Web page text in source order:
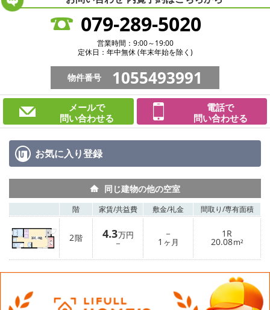
079-289-5020
営業時間：9:00～19:00
定休日：年中無休 (年末年始を除く)
物件番号 1055493991
メールで
問い合わせる
電話で
問い合わせる
お気に入り登録
同じ建物の他の空室
階 家賃/共益費 敷金/礼金 間取り/専有面積
2階 4.3万円
－
－
1 ヶ月
1R
20.08m²